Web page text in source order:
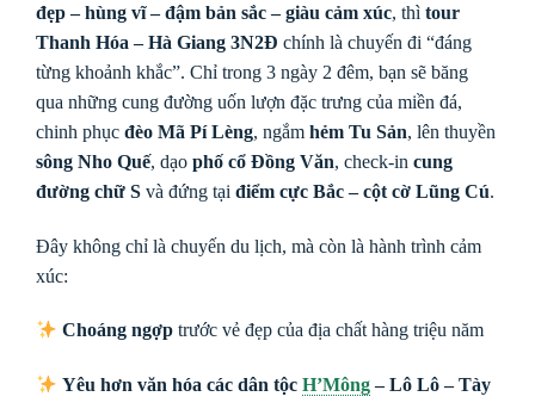
đẹp – hùng vĩ – đậm bản sắc – giàu cảm xúc, thì tour
Thanh Hóa – Hà Giang 3N2Đ chính là chuyến đi “đáng
từng khoảnh khắc”. Chỉ trong 3 ngày 2 đêm, bạn sẽ băng
qua những cung đường uốn lượn đặc trưng của miền đá,
chinh phục đèo Mã Pí Lèng, ngắm hẻm Tu Sản, lên thuyền
sông Nho Quế, dạo phố cổ Đồng Văn, check-in cung
đường chữ S và đứng tại điểm cực Bắc – cột cờ Lũng Cú.
Đây không chỉ là chuyến du lịch, mà còn là hành trình cảm
xúc:
Choáng ngợp trước vẻ đẹp của địa chất hàng triệu năm
Yêu hơn văn hóa các dân tộcH’Mông– Lô Lô – Tày